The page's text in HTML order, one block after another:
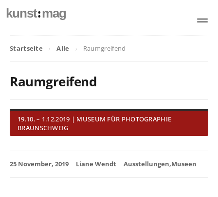
kunst:mag
Startseite Alle Raumgreifend
Raumgreifend
19.10. – 1.12.2019 | MUSEUM FÜR PHOTOGRAPHIE
BRAUNSCHWEIG
25 November, 2019 Liane Wendt Ausstellungen Museen